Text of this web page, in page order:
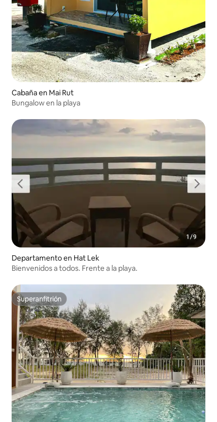
Cabaña en Mai Rut
Bungalow en la playa
Departamento en Hat Lek
Bienvenidos a todos. Frente a la playa.
Superanfitrión
Superanfitrión